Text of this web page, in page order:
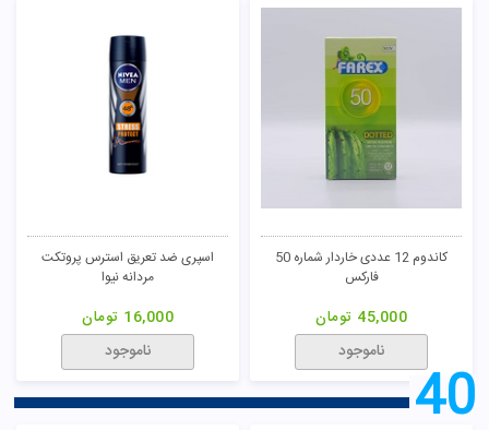
کاندوم 12 عددی خاردار شماره 50
فارکس
45,000 تومان
ناموجود
اسپرى ضد تعریق استرس پروتکت
مردانه نیوا
16,000 تومان
ناموجود
40